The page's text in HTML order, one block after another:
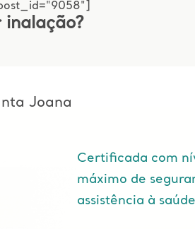
inalação?
Joana
Certificada com
máximo de
assistência à saúde